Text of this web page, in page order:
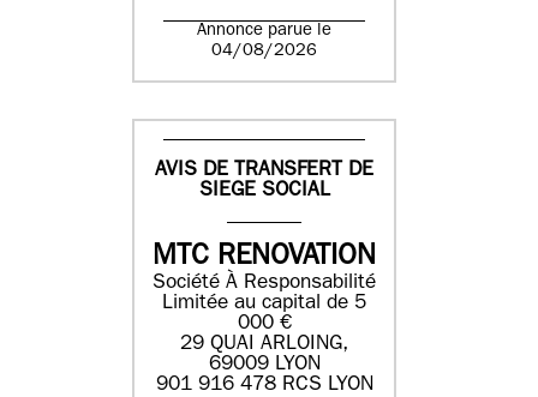
Annonce parue le
04/08/2026
AVIS DE TRANSFERT DE
SIEGE SOCIAL
MTC RENOVATION
Société À Responsabilité
Limitée au capital de 5
000 €
29 QUAI ARLOING,
69009 LYON
901 916 478 RCS LYON